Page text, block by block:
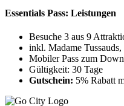
Essentials Pass: Leistungen
Besuche 3 aus 9
inkl. Madame
Mobiler Pass zum
Gültigkeit: 30 Tage
Gutschein: 5% Rabatt